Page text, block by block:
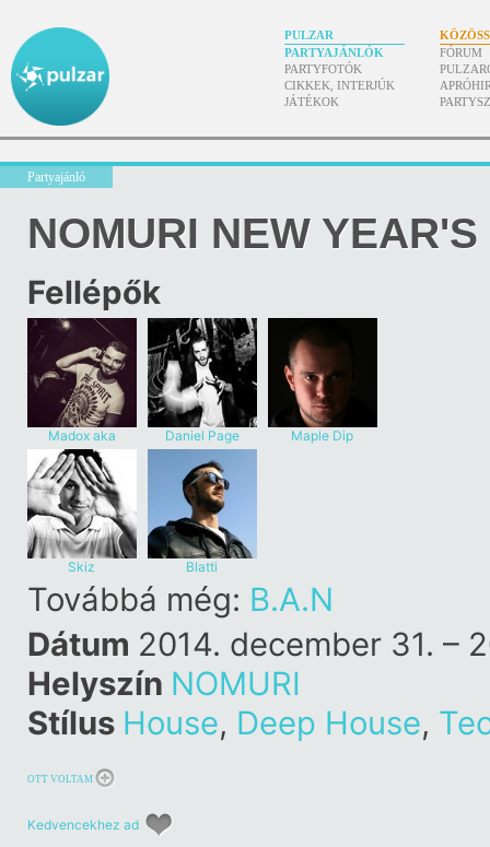
PULZAR
PARTYAJÁNLÓK
PARTYFOTÓK
CIKKEK, INTERJÚK
JÁTÉKOK
FÓRUM
Partyajánló
NOMURI NEW
Fellépők
Madox aka
Marco Grandi
Daniel Page Maple Dip
Skiz Blatti
Továbbá még: B.A.N
Dátum 2014. december 31. –
Helyszín NOMURI
Stílus House, Deep House,
OTT VOLTAM
Kedvencekhez ad